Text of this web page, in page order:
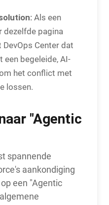
Als een
dezelfde pagina
Center dat
een begeleide, AI-
het conflict met
lossen.
"Agentic
spannende
aankondiging
een "Agentic